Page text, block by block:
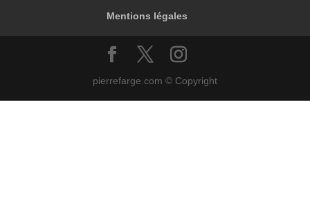
Mentions légales
pierrefarge.com © Copyright